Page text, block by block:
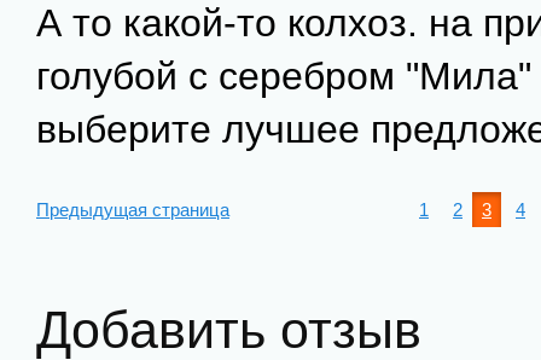
А то какой-то колхоз. на
голубой с серебром
выберите лучшее
1
Предыдущая страница 2 3 4
Добавить отзыв